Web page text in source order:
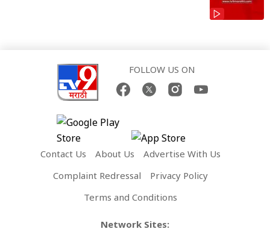
FOLLOW US ON
Contact Us About Us
Advertise With Us
Complaint Redressal
Privacy Policy
Terms and Conditions
Network Sites: